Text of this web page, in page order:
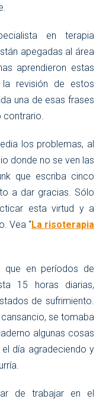
en terapia
apegadas al área
aprendieron estas
la revisión de estos
una de esas frases
los problemas, al
donde no se ven las
que escriba cinco
a dar gracias. Sólo
esta virtud y a
Vea “La risoterapia
que en períodos de
15 horas diarias,
de sufrimiento.
se tomaba
algunas cosas
día agradeciendo y
de trabajar en el